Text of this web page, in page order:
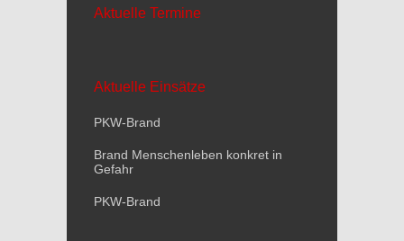
Aktuelle Termine
Aktuelle Einsätze
PKW-Brand
Brand Menschenleben konkret in
Gefahr
PKW-Brand